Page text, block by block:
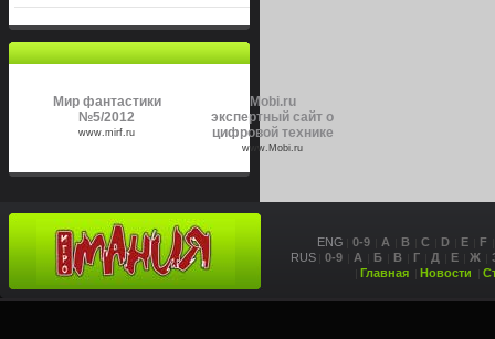
Мир фантастики
№5/2012
www.mirf.ru
Mobi.ru
экспертный сайт о
цифровой технике
www.Mobi.ru
ENG 0-9 A B C D E
F
RUS
0-9 А Б В Г Д Е Ж
Главная
Новости